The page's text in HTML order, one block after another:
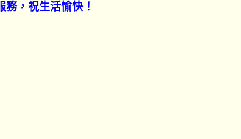
，祝生活愉快！